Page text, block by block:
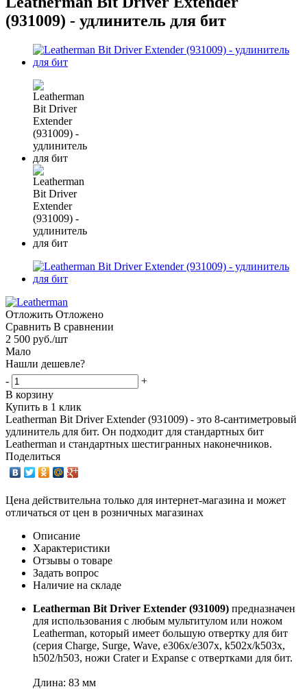
(931009) - удлинитель для бит
Отложить Отложено
Сравнить В сравнении
2 500 руб./шт
Мало
Нашли дешевле?
-
+
В корзину
Купить в 1 клик
Leatherman Bit Driver Extender (931009) - это 8-сантиметровый
удлинитель для бит. Он подходит для стандартных бит
Leatherman и стандартных шестигранных наконечников.
Поделиться
Цена действительна только для интернет-магазина и может
отличаться от цен в розничных магазинах
Описание
Характеристики
Отзывы о товаре
Задать вопрос
Наличие на складе
Leatherman Bit Driver Extender (931009) предназначен
для использования с любым мультитулом или ножом
Leatherman, который имеет большую отвертку для бит
(серия Charge, Surge, Wave, e306x/e307x, k502x/k503x,
h502/h503, ножи Crater и Expanse с отвертками для бит.
Длина: 83 мм